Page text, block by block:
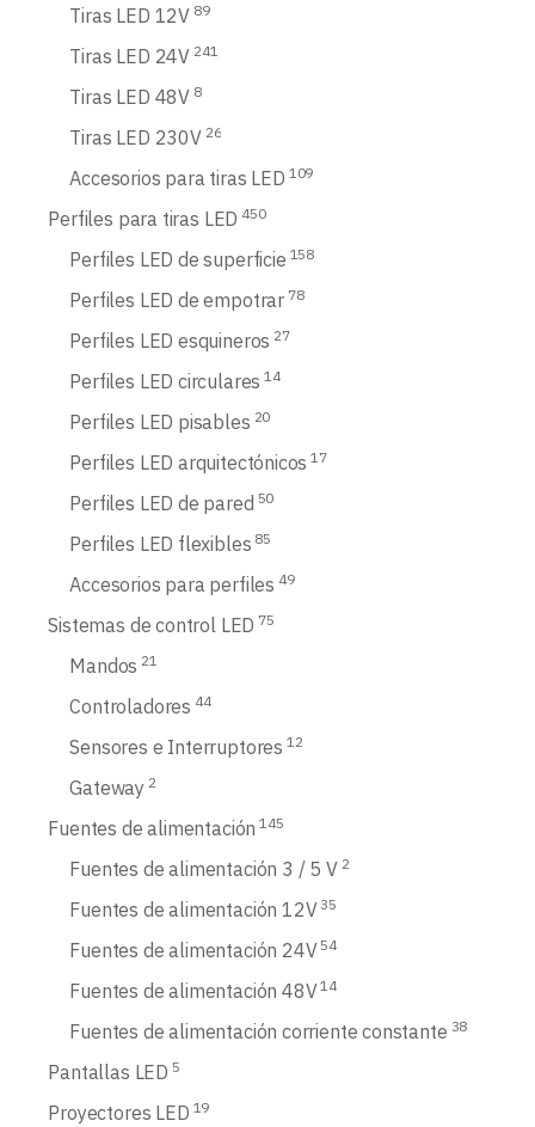
Tiras LED 12V 89
Tiras LED 24V 241
Tiras LED 48V 8
Tiras LED 230V 26
Accesorios para tiras LED 109
Perfiles para tiras LED 450
Perfiles LED de superficie 158
Perfiles LED de empotrar 78
Perfiles LED esquineros 27
Perfiles LED circulares 14
Perfiles LED pisables 20
Perfiles LED arquitectónicos 17
Perfiles LED de pared 50
Perfiles LED flexibles 85
Accesorios para perfiles 49
Sistemas de control LED 75
Mandos 21
Controladores 44
Sensores e Interruptores 12
Gateway 2
Fuentes de alimentación 145
Fuentes de alimentación 3 / 5 V 2
Fuentes de alimentación 12V 35
Fuentes de alimentación 24V 54
Fuentes de alimentación 48V 14
Fuentes de alimentación corriente constante 38
Pantallas LED 5
Proyectores LED 19